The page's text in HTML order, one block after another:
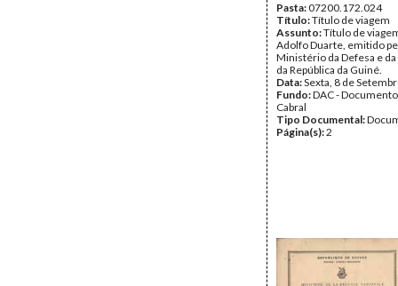
Pasta:07200.172.024
Título:Título de viagem
Assunto:Título de
Adolfo Duarte, emitido
Ministério da Defesa e da
da República da Guiné.
Data:Sexta, 8 de
Fundo:DAC -
Cabral
Tipo Documental:
Página(s):2